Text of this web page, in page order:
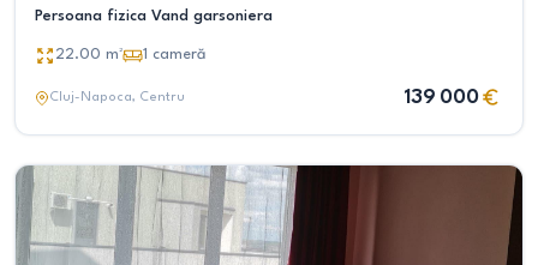
Persoana fizica Vand garsoniera
22.00 m² 1 cameră
Cluj-Napoca, Centru 139 000